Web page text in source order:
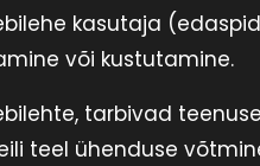
kasutaja
või kustutamine.
tarbivad
teel ühenduse